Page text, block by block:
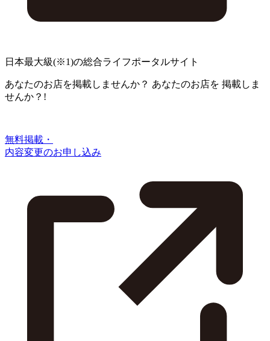
日本最大級(※1)の総合ライフポータルサイト
あなたのお店を掲載しませんか？ あなたのお店を 掲載しま
せんか？!
無料掲載・
内容変更のお申し込み